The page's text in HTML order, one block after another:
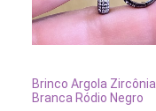
ADICIONAR AO
Brinco Argola Zircônia
Branca Ródio Negro